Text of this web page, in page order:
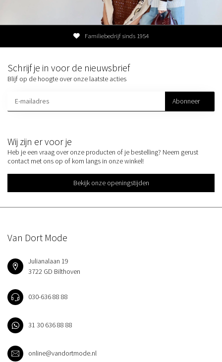
Familiebedrijf sinds 1954
Wij zijn er voor je
Heb je een vraag over onze producten of je bestelling? Neem gerust
contact met ons op of kom langs in onze winkel!
Bekijk onze openingstijden
Schrijf je in voor de nieuwsbrief
Blijf op de hoogte over onze laatste acties
Abonneer
Van Dort Mode
Julianalaan 19
3722 GD Bilthoven
030-636 88 88
31 30 636 88 88
online@vandortmode.nl